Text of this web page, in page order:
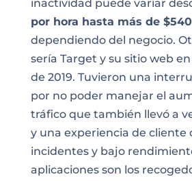
inactividad puede variar
por hora hasta más de
dependiendo del negocio.
sería Target y su sitio web
de 2019. Tuvieron una
por no poder manejar el
tráfico que también llevó a
y una experiencia de cliente
incidentes y bajo
aplicaciones son los